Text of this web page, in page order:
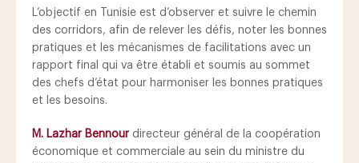
L’objectif en Tunisie est d’observer et suivre le chemin
des corridors, afin de relever les défis, noter les bonnes
pratiques et les mécanismes de facilitations avec un
rapport final qui va être établi et soumis au sommet
des chefs d’état pour harmoniser les bonnes pratiques
et les besoins.
M. Lazhar Bennour directeur général de la coopération
économique et commerciale au sein du ministre du